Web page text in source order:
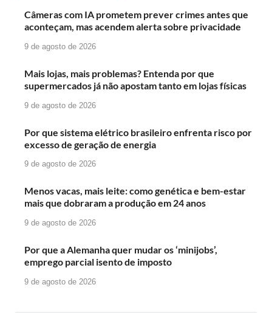
Câmeras com IA prometem prever crimes antes que
aconteçam, mas acendem alerta sobre privacidade
9 de agosto de 2026
Mais lojas, mais problemas? Entenda por que
supermercados já não apostam tanto em lojas físicas
9 de agosto de 2026
Por que sistema elétrico brasileiro enfrenta risco por
excesso de geração de energia
9 de agosto de 2026
Menos vacas, mais leite: como genética e bem-estar
mais que dobraram a produção em 24 anos
9 de agosto de 2026
Por que a Alemanha quer mudar os ‘minijobs’,
emprego parcial isento de imposto
9 de agosto de 2026